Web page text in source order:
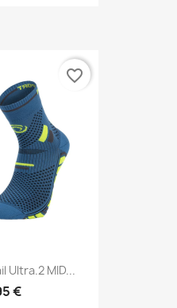
Ultra.2 MID...
€
favorite_border